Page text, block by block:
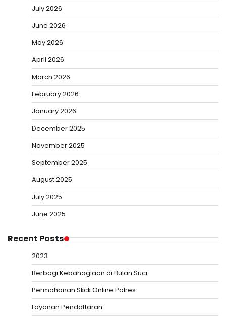
July 2026
June 2026
May 2026
April 2026
March 2026
February 2026
January 2026
December 2025
November 2025
September 2025
August 2025
July 2025
June 2025
Recent Posts
2023
Berbagi Kebahagiaan di Bulan Suci
Permohonan Skck Online Polres
Layanan Pendaftaran